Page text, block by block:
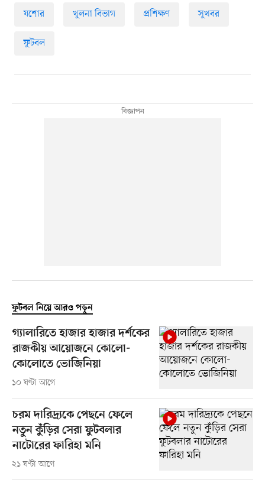
যশোর খুলনা বিভাগ প্রশিক্ষণ সুখবর
ফুটবল
ফুটবল নিয়ে আরও পড়ুন
গ্যালারিতে হাজার হাজার দর্শকের
রাজকীয় আয়োজনে কোলো-
কোলোতে ভোজিনিয়া
১০ ঘণ্টা আগে
চরম দারিদ্র্যকে পেছনে ফেলে
নতুন কুঁড়ির সেরা ফুটবলার
নাটোরের ফারিহা মনি
২১ ঘণ্টা আগে